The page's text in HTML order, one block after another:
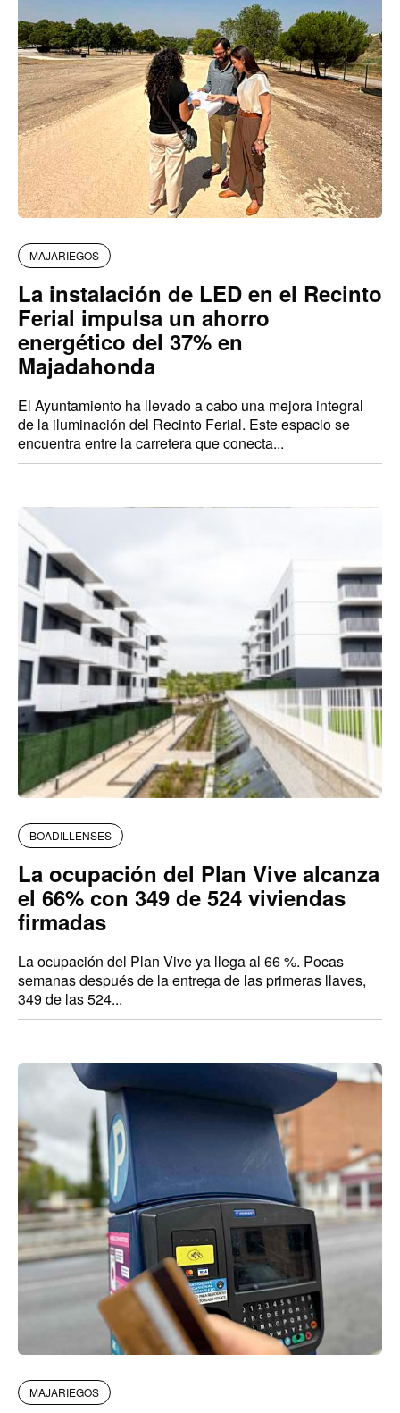
MAJARIEGOS
La instalación de LED en el Recinto
Ferial impulsa un ahorro
energético del 37% en
Majadahonda
El Ayuntamiento ha llevado a cabo una mejora integral
de la iluminación del Recinto Ferial. Este espacio se
encuentra entre la carretera que conecta...
BOADILLENSES
La ocupación del Plan Vive alcanza
el 66% con 349 de 524 viviendas
firmadas
La ocupación del Plan Vive ya llega al 66 %. Pocas
semanas después de la entrega de las primeras llaves,
349 de las 524...
MAJARIEGOS